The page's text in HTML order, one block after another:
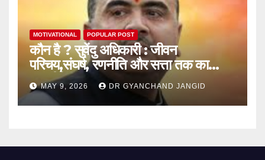
MOTIVATIONAL POPULAR POST
कौन है ? सुवेंदु अधिकारी : जीवन
परिचय,संघर्ष, रणनीति और सत्ता तक का
राजनीतिक सफर
MAY 9, 2026 DR GYANCHAND JANGID